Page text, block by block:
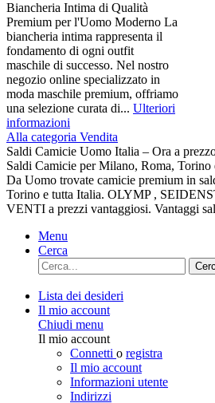
Biancheria Intima di Qualità
Premium per l'Uomo Moderno La
biancheria intima rappresenta il
fondamento di ogni outfit
maschile di successo. Nel nostro
negozio online specializzato in
moda maschile premium, offriamo
una selezione curata di... Ulteriori
informazioni
Alla categoria Vendita
Saldi Camicie Uomo Italia – Ora a
Saldi Camicie per Milano, Roma,
Da Uomo trovate camicie premium in
Torino e tutta Italia. OLYMP ,
VENTI a prezzi vantaggiosi. Vantaggi
Menu
Cerca
Lista dei desideri
Il mio account
Chiudi menu
Il mio account
Connetti o registra
Il mio account
Informazioni utente
Indirizzi